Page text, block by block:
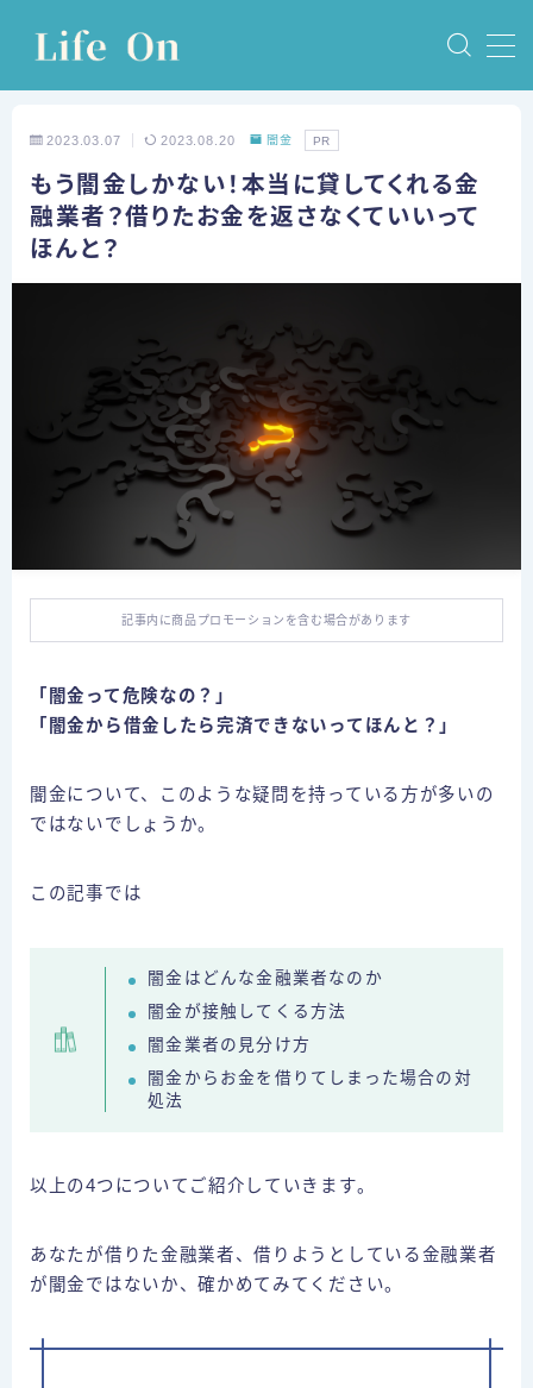
MENU
債務整理
特定調停
任意整理の体験談
個人再生の体験談
特定調停の体験談
債務整理ごとの費用比較
個人再生の費用
自己破産の費用
闇金
プライバシーポリシー
2023.03.07 2023.08.20 闇金 PR
もう闇金しかない！本当に貸してくれる金
融業者？借りたお金を返さなくていいって
ほんと？
記事内に商品プロモーションを含む場合があります
「闇金って危険なの？」
「闇金から借金したら完済できないってほんと？」
闇金について、このような疑問を持っている方が多いの
ではないでしょうか。
この記事では
闇金はどんな金融業者なのか
闇金が接触してくる方法
闇金業者の見分け方
闇金からお金を借りてしまった場合の対
処法
以上の4つについてご紹介していきます。
あなたが借りた金融業者、借りようとしている金融業者
が闇金ではないか、確かめてみてください。